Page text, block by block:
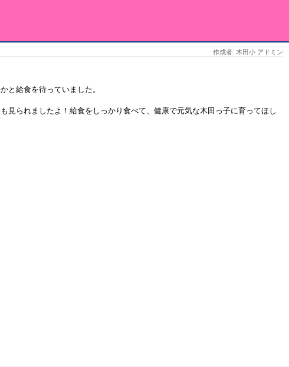
作成者: 木田小 アドミン
と給食を待っていました。
られましたよ！給食をしっかり食べて、健康で元気な木田っ子に育ってほし